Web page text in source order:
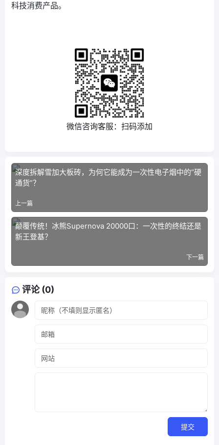
科技消费产品。
微信咨询客服：扫码添加
深度拆解雪加大板砖，为何它能成为一次性电子烟中的“硬
通货”？
上一篇
颠覆传统！冰熊Supernova 20000口：一次性的终结还是
新王登基？
下一篇
评论 (0)
提交